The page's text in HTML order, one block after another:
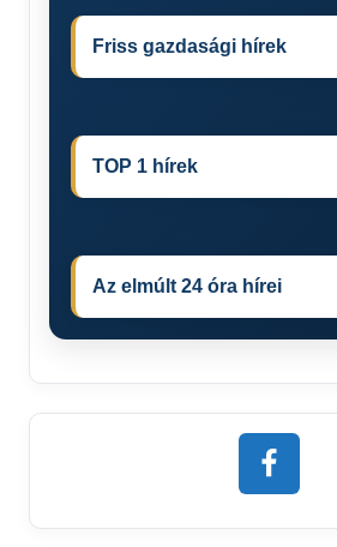
Friss gazdasági hírek
TOP 1 hírek
Az elmúlt 24 óra hírei